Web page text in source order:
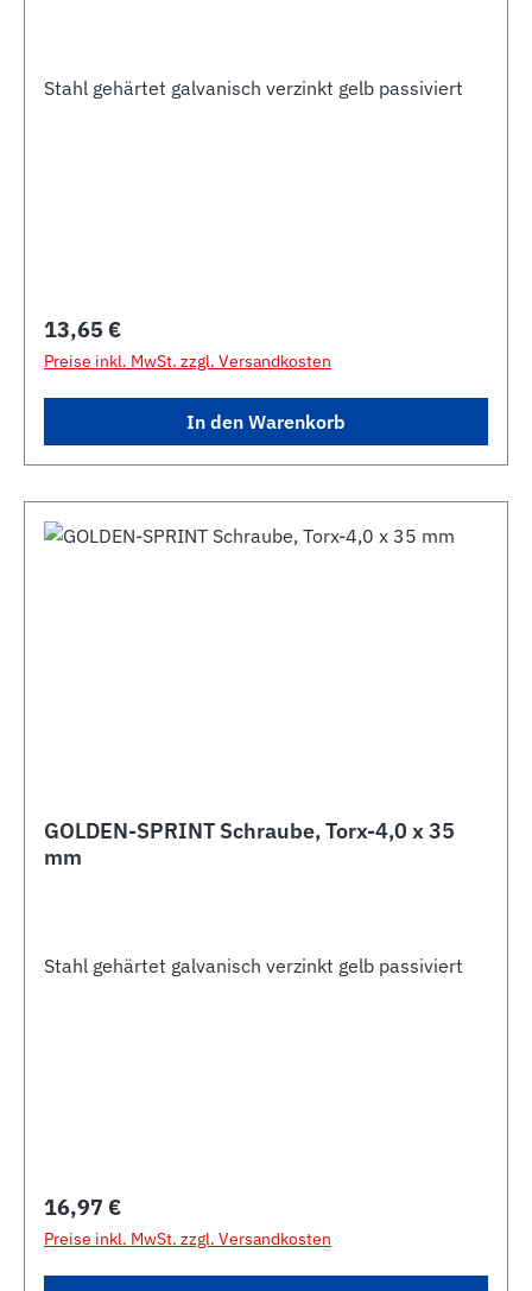
Stahl gehärtet galvanisch verzinkt gelb passiviert
Regulärer Preis:
13,65 €
Preise inkl. MwSt. zzgl. Versandkosten
In den Warenkorb
GOLDEN-SPRINT Schraube, Torx-4,0 x 35
mm
Stahl gehärtet galvanisch verzinkt gelb passiviert
Regulärer Preis:
16,97 €
Preise inkl. MwSt. zzgl. Versandkosten